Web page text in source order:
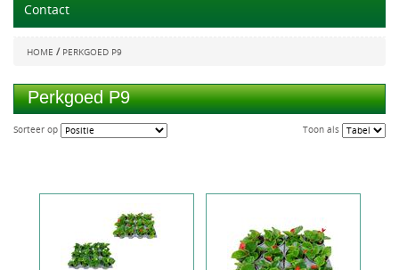
Contact
HOME / PERKGOED P9
Perkgoed P9
Toon als
Sorteer op